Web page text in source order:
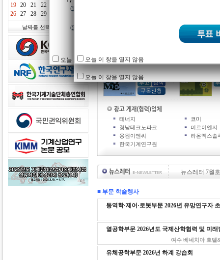
오늘 이 창을 열지 않음
오늘 이 창을 열지 않음
오늘 이 창을 열지 않음
19 20 21 22
25
26 27 28 29
날짜를 선택해주세요!
테너지
경남테크노파크
용원이엔씨
한국기계연구원
코미
미르이엔지
라온엑스솔
뉴스레터 7월호
■ 부문 학술행사
동역학·제어·로봇부문 2026년 유망연구자
열공학부문 2026년도 국제산학협력 및 미
여수 베네치아 호텔
유체공학부문 2026년 하계 강습회